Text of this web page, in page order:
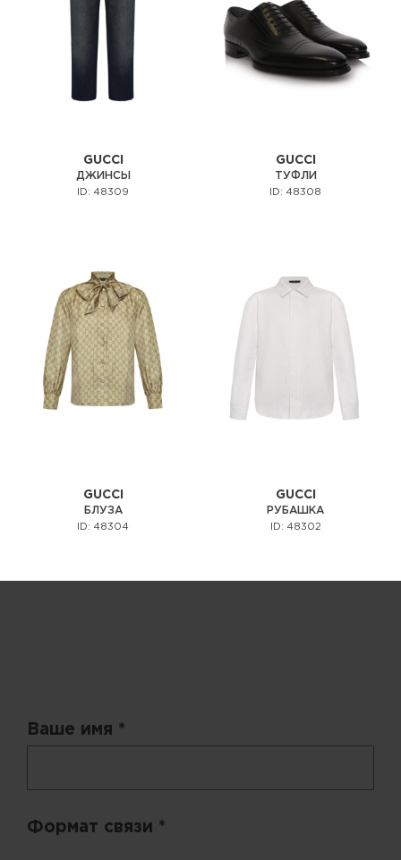
GUCCI
ДЖИНСЫ
ID: 48309
GUCCI
ТУФЛИ
ID: 48308
GUCCI
БЛУЗА
ID: 48304
GUCCI
РУБАШКА
ID: 48302
Ваше имя *
Формат связи *